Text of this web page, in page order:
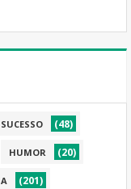
(48)
HUMOR (20)
(201)